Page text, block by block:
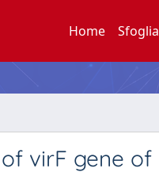
Home Sfoglia
virF gene of